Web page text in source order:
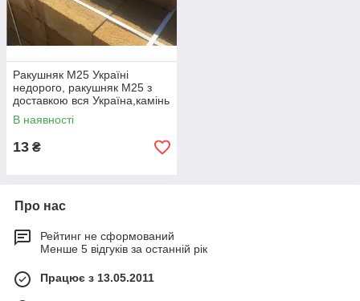
Ракушняк М25 Україні
недорого, ракушняк М25 з
доставкою вся Україна,камінь
ракушняк М25 виробник
В наявності
13 ₴
Про нас
Рейтинг не сформований
Менше 5 відгуків за останній рік
Працює з 13.05.2011